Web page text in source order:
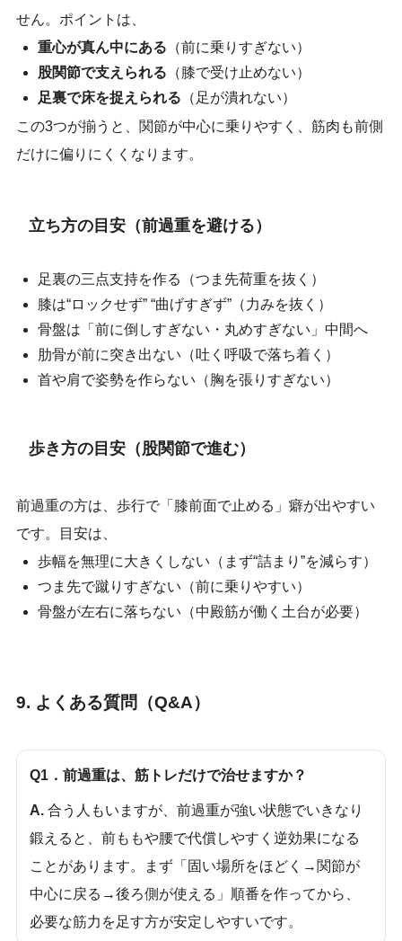
せん。ポイントは、
重心が真ん中にある （前に乗りすぎない）
股関節で支えられる （膝で受け止めない）
足裏で床を捉えられる （足が潰れない）
この3つが揃うと、関節が中心に乗りやすく、筋肉も前側
だけに偏りにくくなります。
立ち方の目安（前過重を避ける）
足裏の三点支持を作る（つま先荷重を抜く）
膝は“ロックせず” “曲げすぎず”（力みを抜く）
骨盤は「前に倒しすぎない・丸めすぎない」中間へ
肋骨が前に突き出ない（吐く呼吸で落ち着く）
首や肩で姿勢を作らない（胸を張りすぎない）
歩き方の目安（股関節で進む）
前過重の方は、歩行で「膝前面で止める」癖が出やすい
です。目安は、
歩幅を無理に大きくしない（まず“詰まり”を減らす）
つま先で蹴りすぎない（前に乗りやすい）
骨盤が左右に落ちない（中殿筋が働く土台が必要）
9. よくある質問（Q&A）
Q1．前過重は、筋トレだけで治せますか？
A.合う人もいますが、前過重が強い状態でいきなり
鍛えると、前ももや腰で代償しやすく逆効果になる
ことがあります。まず「固い場所をほどく→関節が
中心に戻る→後ろ側が使える」順番を作ってから、
必要な筋力を足す方が安定しやすいです。